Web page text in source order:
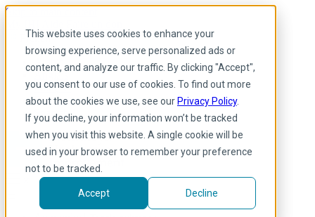
This website uses cookies to enhance your
browsing experience, serve personalized ads or
content, and analyze our traffic. By clicking "Accept",
you consent to our use of cookies. To find out more
about the cookies we use, see our Privacy Policy.
If you decline, your information won’t be tracked
when you visit this website. A single cookie will be
used in your browser to remember your preference
not to be tracked.
Accept Decline
Skip to main content
French
Arabic
Anglais
Français
Portuguese
Spanish